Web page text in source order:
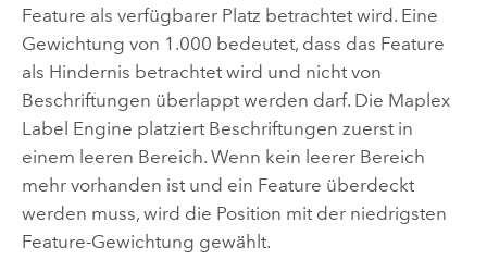
Feature als verfügbarer Platz betrachtet wird. Eine
Gewichtung von 1.000 bedeutet, dass das Feature
als Hindernis betrachtet wird und nicht von
Beschriftungen überlappt werden darf. Die Maplex
Label Engine platziert Beschriftungen zuerst in
einem leeren Bereich. Wenn kein leerer Bereich
mehr vorhanden ist und ein Feature überdeckt
werden muss, wird die Position mit der niedrigsten
Feature-Gewichtung gewählt.